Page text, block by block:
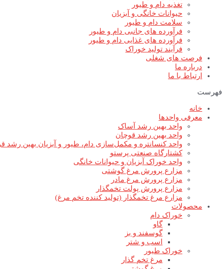
تغذیه دام و طیور
حیوانات خانگی و آبزیان
سلامت دام و طیور
فرآورده های جانبی دام و طیور
فرآورده های غذایی دام و طیور
فرآیند تولید خوراک
فرصت های شغلی
درباره ما
ارتباط با ما
فهرست
خانه
معرفی واحدها
واحد بهین رشد آساک
واحد بهین رشد قوچان
واحد کنسانتره و مکمل‌سازی دام، طیور و آبزیان بهین رشد
کشتارگاه صنعتی پرستو
واحد خوراک آبزیان و حیوانات خانگی
مزارع پرورش مرغ گوشتی
مزارع پرورش مرغ مادر
مزارع پرورش پولت تخمگذار
مزارع مرغ تخمگذار (تولید کننده تخم مرغ)
محصولات
خوراک دام
گاو
گوسفند و بز
اسب و شتر
خوراک طیور
مرغ تخم گذار